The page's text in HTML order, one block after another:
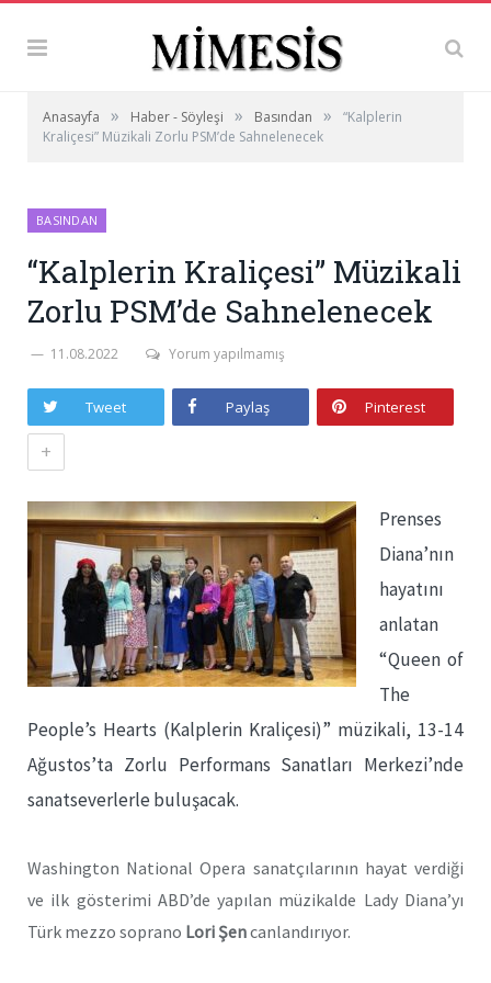
Anasayfa » Haber - Söyleşi » Basından »
“Kalplerin
Kraliçesi” Müzikali Zorlu PSM’de Sahnelenecek
BASINDAN
“Kalplerin Kraliçesi” Müzikali
Zorlu PSM’de Sahnelenecek
11.08.2022 Yorum yapılmamış
Tweet Paylaş Pinterest
+
Prenses
Diana’nın
hayatını
anlatan
“Queen of
The
People’s Hearts (Kalplerin Kraliçesi)” müzikali, 13-14
Ağustos’ta Zorlu Performans Sanatları Merkezi’nde
sanatseverlerle buluşacak.
Washington National Opera sanatçılarının hayat verdiği
ve ilk gösterimi ABD’de yapılan müzikalde Lady Diana’yı
Türk mezzo soprano Lori Şencanlandırıyor.